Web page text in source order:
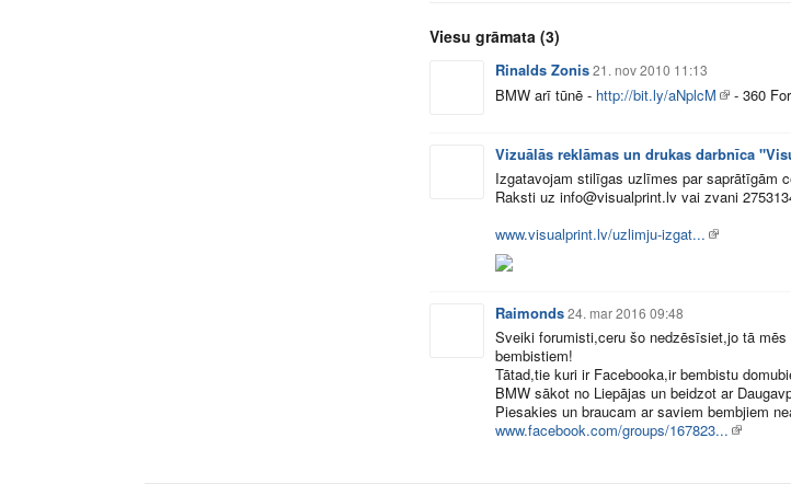
Viesu grāmata (3)
Rinalds Zonis21. nov 2010 11:13
BMW arī tūnē - http://bit.ly/aNplcM - 360
Vizuālās reklāmas un drukas darbnīca
Izgatavojam stilīgas uzlīmes par saprātīgām
Raksti uz info@visualprint.lv vai zvani
www.visualprint.lv/uzlimju-izgat...
Raimonds24. mar 2016 09:48
Sveiki forumisti,ceru šo nedzēsīsiet,jo tā
bembistiem!
Tātad,tie kuri ir Facebooka,ir bembistu
BMW sākot no Liepājas un beidzot ar
Piesakies un braucam ar saviem bembjiem
www.facebook.com/groups/167823...